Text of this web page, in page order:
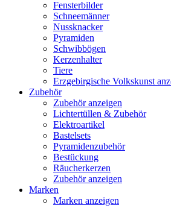
Fensterbilder
Schneemänner
Nussknacker
Pyramiden
Schwibbögen
Kerzenhalter
Tiere
Erzgebirgische Volkskunst
Zubehör
Zubehör anzeigen
Lichtertüllen & Zubehör
Elektroartikel
Bastelsets
Pyramidenzubehör
Bestückung
Räucherkerzen
Zubehör anzeigen
Marken
Marken anzeigen